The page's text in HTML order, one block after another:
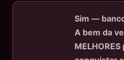
Sim —
A bem da
MELHORES